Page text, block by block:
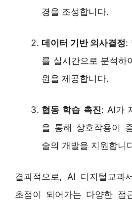
경을 조성합니다.
데이터 기반 의사결정:
를 실시간으로 분석하
원을 제공합니다.
협동 학습 촉진: AI가
을 통해 상호작용이
술의 개발을 지원합니
결과적으로, AI 디지털교과
초점이 되어가는 다양한 접